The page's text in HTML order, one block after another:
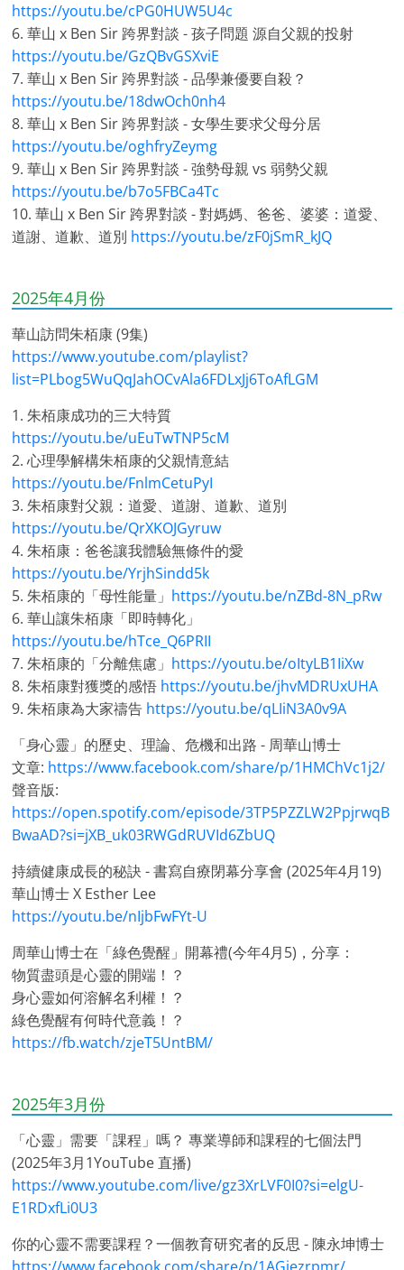
https://youtu.be/cPG0HUW5U4c
6. 華山 x Ben Sir 跨界對談 - 孩子問題 源自父親的投射
https://youtu.be/GzQBvGSXviE
7. 華山 x Ben Sir 跨界對談 - 品學兼優要自殺？
https://youtu.be/18dwOch0nh4
8. 華山 x Ben Sir 跨界對談 - 女學生要求父母分居
https://youtu.be/oghfryZeymg
9. 華山 x Ben Sir 跨界對談 - 強勢母親 vs 弱勢父親
https://youtu.be/b7o5FBCa4Tc
10. 華山 x Ben Sir 跨界對談 - 對媽媽、爸爸、婆婆：道愛、
道謝、道歉、道別 https://youtu.be/zF0jSmR_kJQ
2025年4月份
華山訪問朱栢康 (9集)
https://www.youtube.com/playlist?
list=PLbog5WuQqJahOCvAla6FDLxJj6ToAfLGM
1. 朱栢康成功的三大特質
https://youtu.be/uEuTwTNP5cM
2. 心理學解構朱栢康的父親情意結
https://youtu.be/FnlmCetuPyI
3. 朱栢康對父親：道愛、道謝、道歉、道別
https://youtu.be/QrXKOJGyruw
4. 朱栢康：爸爸讓我體驗無條件的愛
https://youtu.be/YrjhSindd5k
5. 朱栢康的「母性能量」 https://youtu.be/nZBd-8N_pRw
6. 華山讓朱栢康「即時轉化」
https://youtu.be/hTce_Q6PRII
7. 朱栢康的「分離焦慮」 https://youtu.be/oItyLB1IiXw
8. 朱栢康對獲獎的感悟 https://youtu.be/jhvMDRUxUHA
9. 朱栢康為大家禱告 https://youtu.be/qLIiN3A0v9A
「身心靈」的歷史、理論、危機和出路 - 周華山博士
文章: https://www.facebook.com/share/p/1HMChVc1j2/
聲音版:
https://open.spotify.com/episode/3TP5PZZLW2PpjrwqB
BwaAD?si=jXB_uk03RWGdRUVId6ZbUQ
持續健康成長的秘訣 - 書寫自療閉幕分享會 (2025年4月19)
華山博士 X Esther Lee
https://youtu.be/nIjbFwFYt-U
周華山博士在「綠色覺醒」開幕禮(今年4月5)，分享：
物質盡頭是心靈的開端！？
身心靈如何溶解名利權！？
綠色覺醒有何時代意義！？
https://fb.watch/zjeT5UntBM/
2025年3月份
「心靈」需要「課程」嗎？ 專業導師和課程的七個法門
(2025年3月1YouTube 直播)
https://www.youtube.com/live/gz3XrLVF0I0?si=elgU-
E1RDxfLi0U3
你的心靈不需要課程？一個教育研究者的反思 - 陳永坤博士